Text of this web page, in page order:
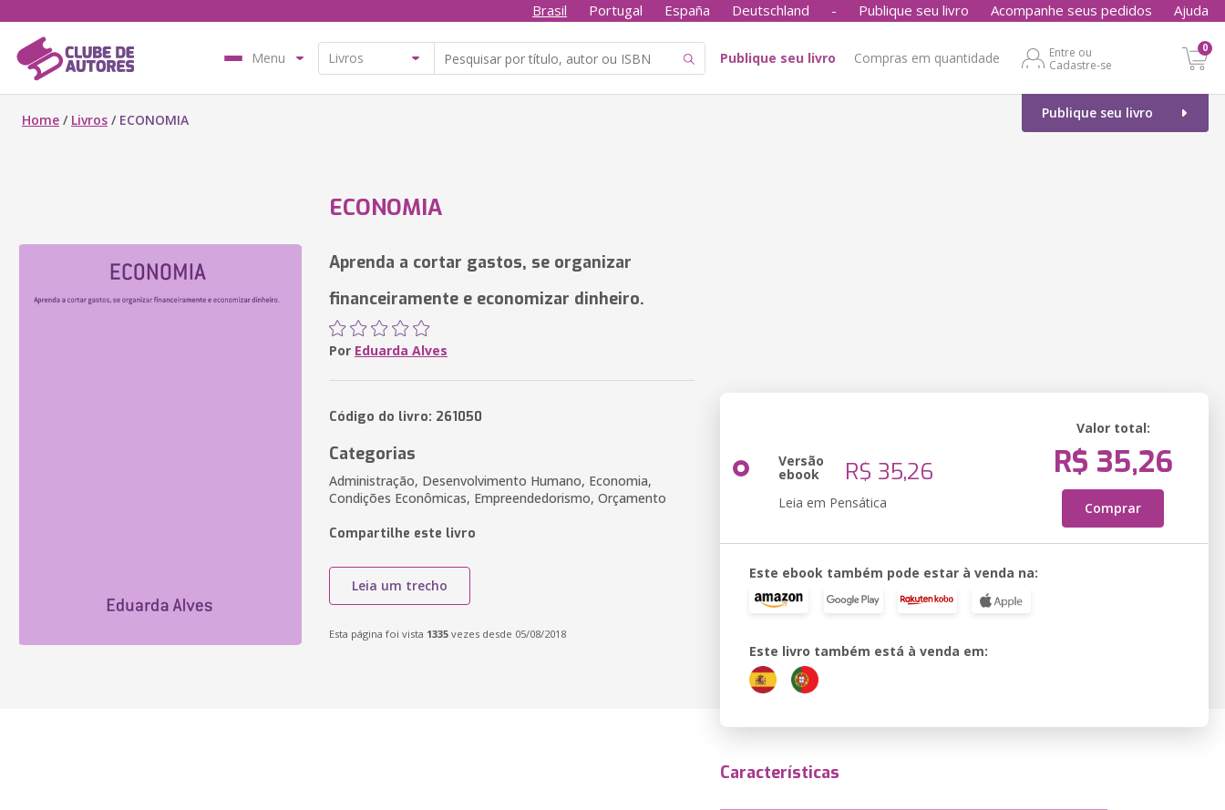
Brasil Portugal España Deutschland - Publique seu livro Acompanhe seus pedidos Ajuda
Menu Publique seu livro Compras em quantidade
Entre ou
Cadastre-se
0
Publique seu livro
Home / Livros / ECONOMIA
ECONOMIA
Aprenda a cortar gastos, se organizar
financeiramente e economizar dinheiro.
Por Eduarda Alves
Código do livro: 261050
Categorias
Administração, Desenvolvimento Humano, Economia,
Condições Econômicas, Empreendedorismo, Orçamento
Compartilhe este livro
Leia um trecho
Esta página foi vista 1335 vezes desde 05/08/2018
Versão
ebook R$ 35,26
Leia em Pensática
Valor total:
R$ 35,26
Comprar
Este ebook também pode estar à venda na:
Este livro também está à venda em:
Características